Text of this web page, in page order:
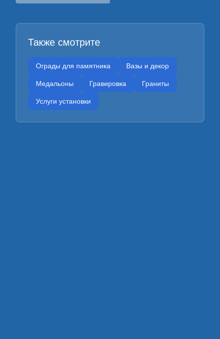
Также смотрите
Ограды для памятника Вазы и декор
Медальоны Гравировка Граниты
Услуги установки